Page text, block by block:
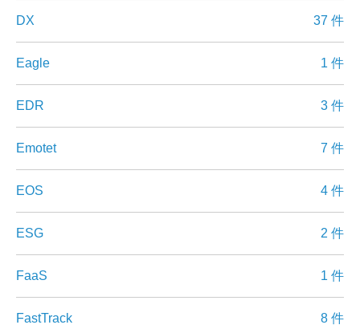
DX 37 件
Eagle 1 件
EDR 3 件
Emotet 7 件
EOS 4 件
ESG 2 件
FaaS 1 件
FastTrack 8 件